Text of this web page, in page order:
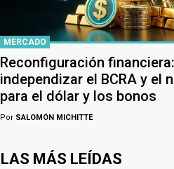
MERCADO
Reconfiguración
independizar el BCRA y el
para el dólar y los bonos
Por SALOMÓN MICHITTE
LAS MÁS LEÍDAS